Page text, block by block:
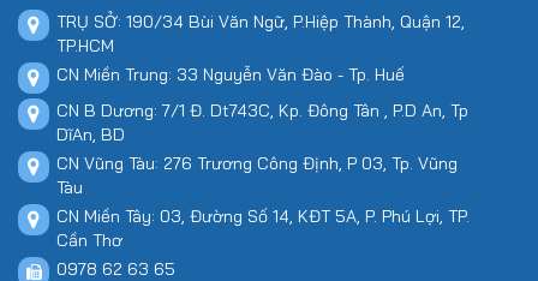
TRỤ SỞ: 190/34 Bùi Văn Ngữ, P.Hiệp Thành, Quận 12,
TP.HCM
CN Miền Trung: 33 Nguyễn Văn Đào - Tp. Huế
CN B Dương: 7/1 Đ. Dt743C, Kp. Đông Tân , P.D An, Tp
DĩAn, BD
CN Vũng Tàu: 276 Trương Công Định, P 03, Tp. Vũng
Tàu
CN Miền Tây: 03, Đường Số 14, KĐT 5A, P. Phú Lợi, TP.
Cần Thơ
0978 62 63 65